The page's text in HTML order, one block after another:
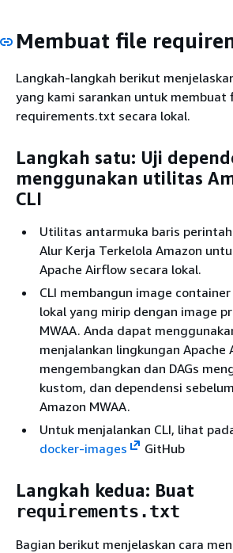
Membuat file
Langkah-langkah berikut
yang kami sarankan untuk membuat
requirements.txt secara lokal.
Langkah satu: Uji
menggunakan utilitas
CLI
Utilitas antarmuka baris perintah
Alur Kerja Terkelola Amazon
Apache Airflow secara lokal.
CLI membangun image
lokal yang mirip dengan image
MWAA. Anda dapat
menjalankan lingkungan
mengembangkan dan DAGs
kustom, dan dependensi
Amazon MWAA.
Untuk menjalankan CLI, lihat
docker-images
GitHub
Langkah kedua: Buat
requirements.txt
Bagian berikut menjelaskan cara